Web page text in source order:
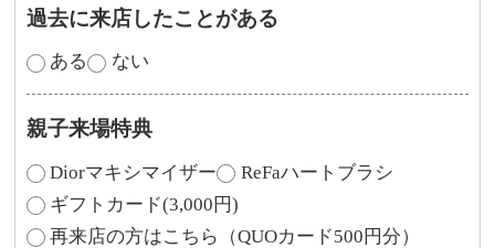
過去に来店したことがある
ある ない
親子来場特典
Diorマキシマイザー
ReFaハートブラシ
ギフトカード(3,000円)
再来店の方はこちら（QUOカード500円分）